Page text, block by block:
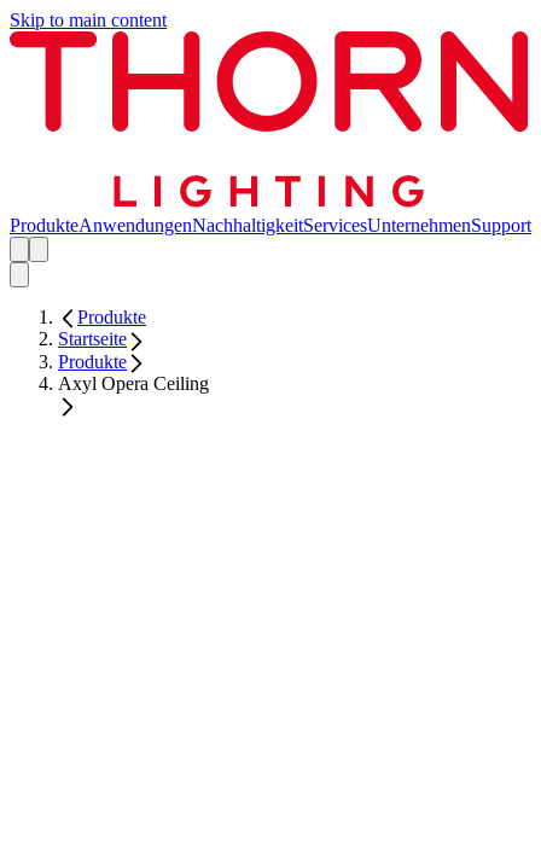
Skip to main content
ProdukteAnwendungenNachhaltigkeitServicesUnternehmenSupport
Produkte
Startseite
Produkte
Axyl Opera Ceiling